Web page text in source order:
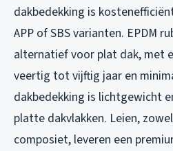
dakbedekking is
APP of SBS varianten. EPDM
alternatief voor plat dak, met
veertig tot vijftig jaar en
dakbedekking is lichtgewicht
platte dakvlakken. Leien,
composiet, leveren een